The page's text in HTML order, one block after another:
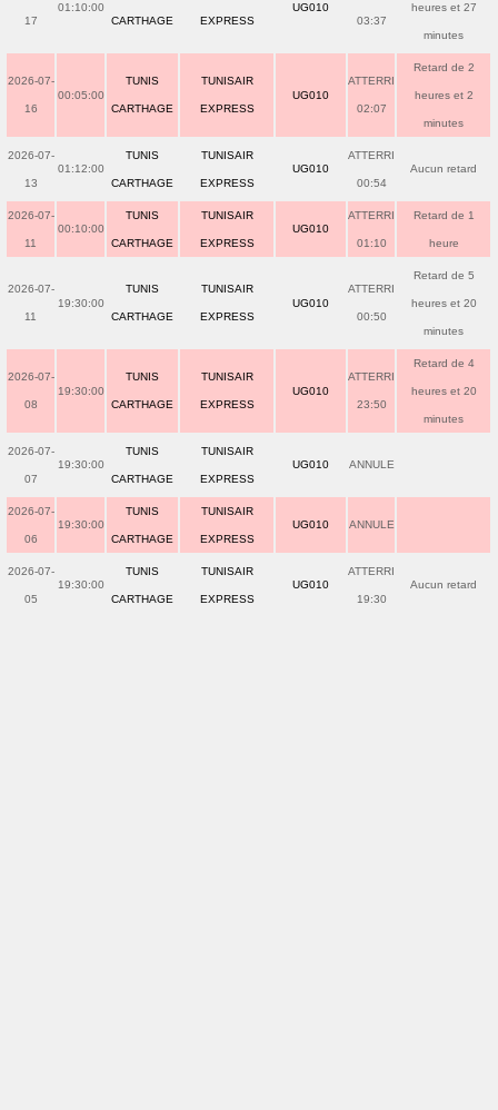
17
01:10:00
CARTHAGE EXPRESS
UG010
03:37
heures et 27
minutes
2026-07-
16
00:05:00
TUNIS
CARTHAGE
TUNISAIR
EXPRESS
UG010
ATTERRI
02:07
Retard de 2
heures et 2
minutes
2026-07-
13
01:12:00
TUNIS
CARTHAGE
TUNISAIR
EXPRESS
UG010
ATTERRI
00:54
Aucun retard
2026-07-
11
00:10:00
TUNIS
CARTHAGE
TUNISAIR
EXPRESS
UG010
ATTERRI
01:10
Retard de 1
heure
2026-07-
11
19:30:00
TUNIS
CARTHAGE
TUNISAIR
EXPRESS
UG010
ATTERRI
00:50
Retard de 5
heures et 20
minutes
2026-07-
08
19:30:00
TUNIS
CARTHAGE
TUNISAIR
EXPRESS
UG010
ATTERRI
23:50
Retard de 4
heures et 20
minutes
2026-07-
07
19:30:00
TUNIS
CARTHAGE
TUNISAIR
EXPRESS
UG010 ANNULE
2026-07-
06
19:30:00
TUNIS
CARTHAGE
TUNISAIR
EXPRESS
UG010 ANNULE
2026-07-
05
19:30:00
TUNIS
CARTHAGE
TUNISAIR
EXPRESS
UG010
ATTERRI
19:30
Aucun retard